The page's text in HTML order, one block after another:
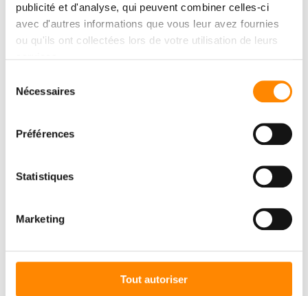
publicité et d'analyse, qui peuvent combiner celles-ci
avec d'autres informations que vous leur avez fournies
ou qu'ils ont collectées lors de votre utilisation de leurs
Nécessaires
Préférences
Statistiques
Marketing
Tout autoriser